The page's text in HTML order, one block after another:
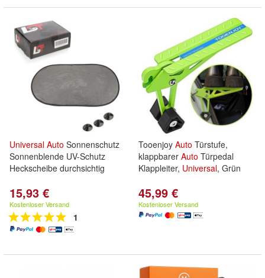
Universal Auto Sonnenschutz
Sonnenblende UV-Schutz
Heckscheibe durchsichtig
15,93 €
Kostenloser Versand
1
Tooenjoy Auto Türstufe,
klappbarer Auto Türpedal
Klappleiter, Universal, Grün
45,99 €
Kostenloser Versand